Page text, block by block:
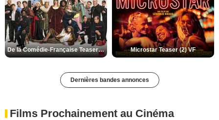
De la Comédie-Française Teaser (3) VF Microstar Teaser (2) VF
Dernières bandes annonces
Films Prochainement au Cinéma